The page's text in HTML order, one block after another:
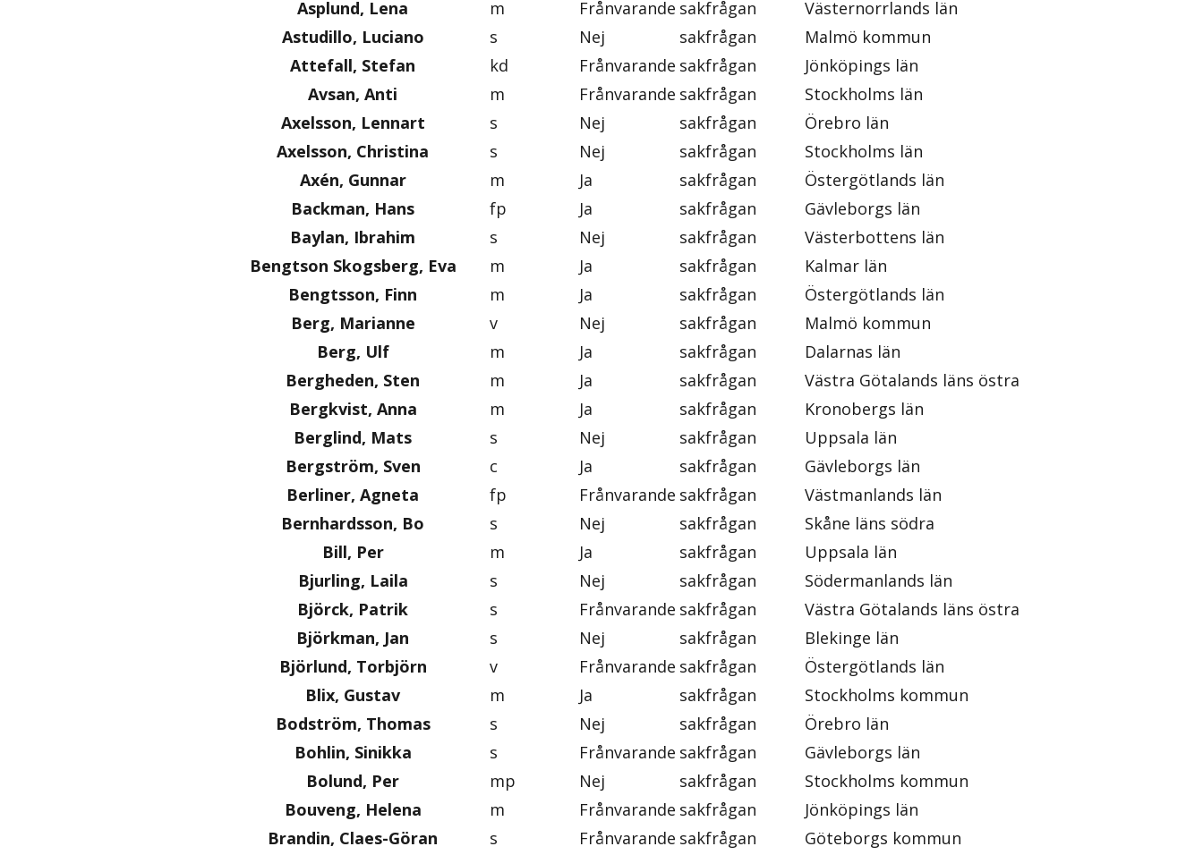
Asplund, Lena
m Frånvarande sakfrågan
Västernorrlands län
Astudillo, Luciano
s Nej sakfrågan
Malmö kommun
Attefall, Stefan
kd Frånvarande sakfrågan
Jönköpings län
Avsan, Anti
m Frånvarande sakfrågan
Stockholms län
Axelsson, Lennart
s Nej sakfrågan
Örebro län
Axelsson, Christina
s Nej sakfrågan
Stockholms län
Axén, Gunnar
m Ja sakfrågan
Östergötlands län
Backman, Hans
fp Ja sakfrågan
Gävleborgs län
Baylan, Ibrahim
s Nej sakfrågan
Västerbottens län
Bengtson Skogsberg, Eva
m Ja sakfrågan
Kalmar län
Bengtsson, Finn
m Ja sakfrågan
Östergötlands län
Berg, Marianne
v Nej sakfrågan
Malmö kommun
Berg, Ulf
m Ja sakfrågan
Dalarnas län
Bergheden, Sten
m Ja sakfrågan
Västra Götalands läns östra
Bergkvist, Anna
m Ja sakfrågan
Kronobergs län
Berglind, Mats
s Nej sakfrågan
Uppsala län
Bergström, Sven
c Ja sakfrågan
Gävleborgs län
Berliner, Agneta
fp Frånvarande sakfrågan
Västmanlands län
Bernhardsson, Bo
s Nej sakfrågan
Skåne läns södra
Bill, Per
m Ja sakfrågan
Uppsala län
Bjurling, Laila
s Nej sakfrågan
Södermanlands län
Björck, Patrik
s Frånvarande sakfrågan
Västra Götalands läns östra
Björkman, Jan
s Nej sakfrågan
Blekinge län
Björlund, Torbjörn
v Frånvarande sakfrågan
Östergötlands län
Blix, Gustav
m Ja sakfrågan
Stockholms kommun
Bodström, Thomas
s Nej sakfrågan
Örebro län
Bohlin, Sinikka
s Frånvarande sakfrågan
Gävleborgs län
Bolund, Per
mp Nej sakfrågan
Stockholms kommun
Bouveng, Helena
m Frånvarande sakfrågan
Jönköpings län
Brandin, Claes-Göran
s Frånvarande sakfrågan
Göteborgs kommun